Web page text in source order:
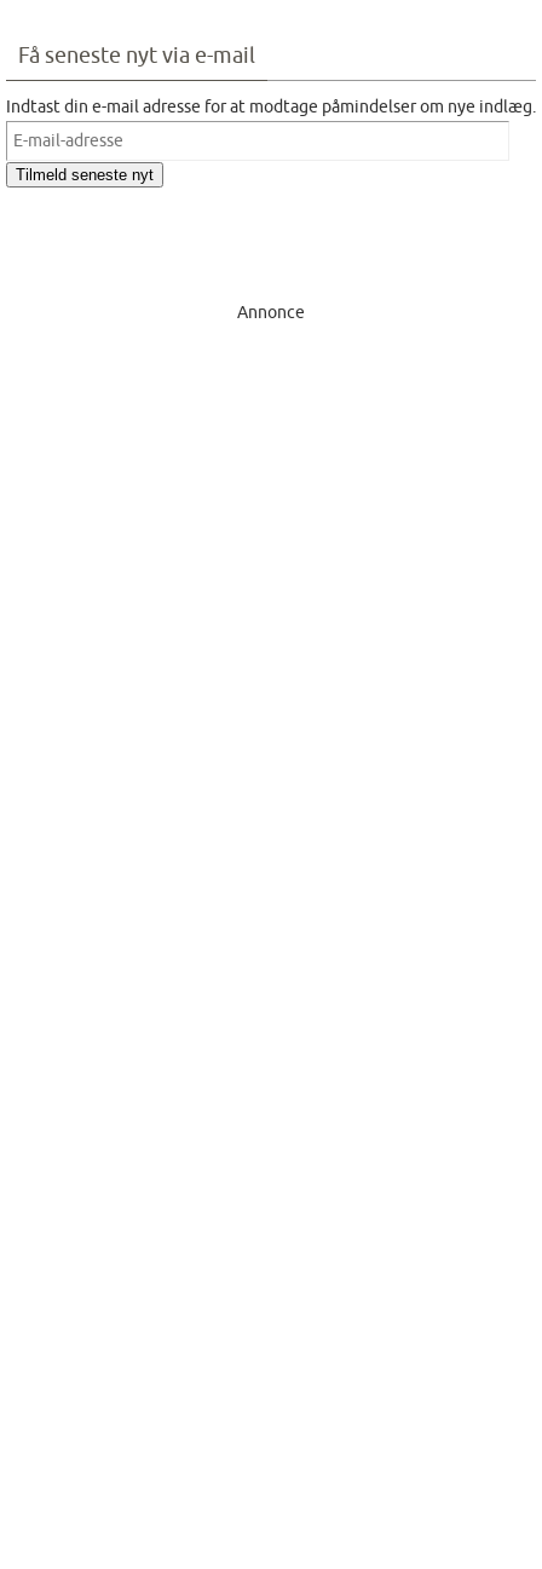
Få seneste nyt via e-mail
Indtast din e-mail adresse for at modtage påmindelser om nye indlæg.
E-
mail-
adresse
Tilmeld seneste nyt
Annonce